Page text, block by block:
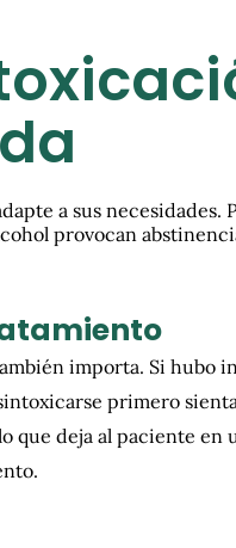
a sus necesidades.
provocan
importa. Si hubo
primero
que deja al paciente en